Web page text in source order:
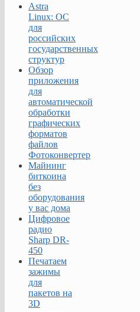
Astra
Linux: ОС
для
российских
государственных
структур
Обзор
приложения
для
автоматической
обработки
графических
форматов
файлов
Фотоконвертер
Майнинг
биткоина
без
оборудования
у вас дома
Цифровое
радио
Sharp DR-
450
Печатаем
зажимы
для
пакетов на
3D